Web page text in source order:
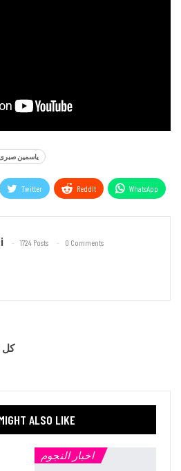
ياسمين
Twitter ReddIt WhatsApp
1724 Posts 0 Comments
كل
ALSO LIKE
اخبار النجوم